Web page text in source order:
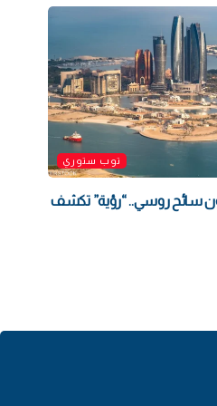
توب ستوري
سائح روسي.. “رؤية” تكشف